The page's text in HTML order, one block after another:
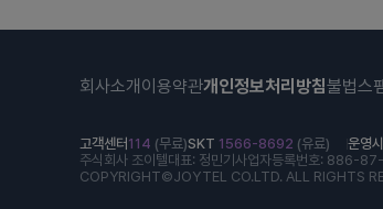
회사소개 이용약관개인정보처리방침불법스
고객센터 114 (무료)SKT 1566-8692 (유료) 운영
주식회사 조이텔대표: 정민기 사업자등록번호: 886-
COPYRIGHT©JOYTEL CO.LTD. ALL RIGHTS